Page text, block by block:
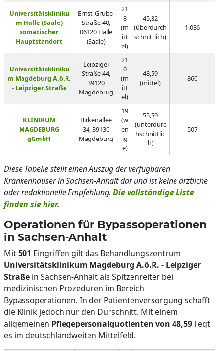
Universitätskliniku
m Halle (Saale)
somatischer
Hauptstandort
Ernst-Grube-
Straße 40,
06120 Halle
(Saale)
21
8
(m
itt
el)
45,32
(überdurch
schnittlich)
1.036
Universitätskliniku
m Magdeburg A.ö.R.
- Leipziger Straße
Leipziger
Straße 44,
39120
Magdeburg
21
0
(m
itt
el)
48,59
(mittel)
860
KLINIKUM
MAGDEBURG
gGmbH
Birkenallee
34, 39130
Magdeburg
19
(w
en
ig
e)
55,59
(unterdurc
hschnittlic
h)
507
Diese Tabelle stellt einen Auszug der verfügbaren
Krankenhäuser in Sachsen-Anhalt dar und ist keine ärztliche
oder redaktionelle Empfehlung. Die vollständige Liste
finden sie hier.
Operationen für Bypassoperationen
in Sachsen-Anhalt
Mit501 Eingriffen gilt das Behandlungszentrum
Universitätsklinikum Magdeburg A.ö.R. - Leipziger
Straße in Sachsen-Anhalt als Spitzenreiter bei
medizinischen Prozeduren im Bereich
Bypassoperationen. In der Patientenversorgung schafft
die Klinik jedoch nur den Durschnitt. Mit einem
allgemeinen Pflegepersonalquotienten von 48,59 liegt
es im deutschlandweiten Mittelfeld.